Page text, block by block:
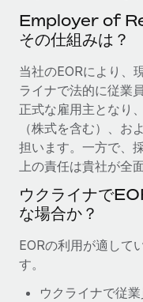
候補者の選考プロセ
コンプライアンスリ
デバイス管理
ITデバイスを世界規
法人設立
法令順守した法人を
移住・転勤
従業員の異動をスム
福利厚生
従業員の福利厚生を
すべてのリソースを表
ブログ
グローバル給与処理
EORおよびPEO
契約社員管理
税務
ブログ
Employer of
その仕組みは？
当社のEORにより、
ライナで法的に従業
正式な雇用主となり
（株式を含む）、お
担います。一方で、
上の責任は貴社が全
ウクライナで
な場合か？
EORの利用が適して
す。
ウクライナで従